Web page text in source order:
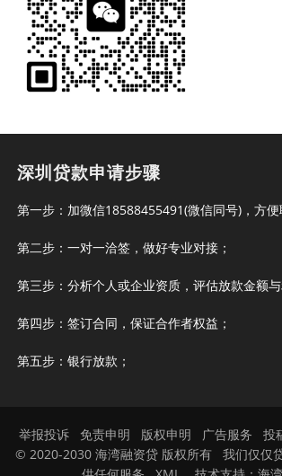
深圳贷款申请步骤
第一步：加微信18588455491(微信同号)，方便
第二步：一对一洽签，做好专业对接；
第三步：分析个人或企业资质，评估放款金额与
第四步：签订合同，保证合作者权益；
第五步：银行放款；
举报投诉 免责申明 版权申明 广告服务 投
© 2020-2030 海湾融资贷 版权所有 我们仅仅